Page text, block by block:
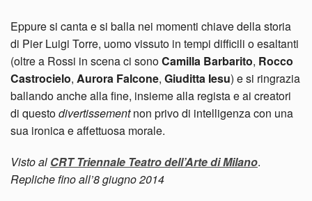
Eppure si canta e si balla nei momenti chiave della storia
di Pier Luigi Torre, uomo vissuto in tempi difficili o esaltanti
(oltre a Rossi in scena ci sonoCamilla Barbarito, Rocco
Castrocielo, Aurora Falcone, Giuditta Iesu) e si ringrazia
ballando anche alla fine, insieme alla regista e ai creatori
di questodivertissementnon privo di intelligenza con una
sua ironica e affettuosa morale.
Visto al CRT Triennale Teatro dell’Arte di Milano.
Repliche fino all’8 giugno 2014